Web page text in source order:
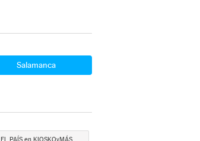
Salamanca